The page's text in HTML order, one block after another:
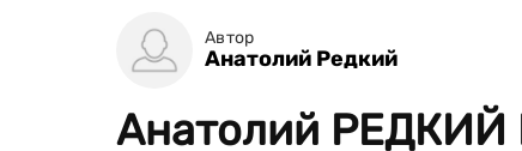
Автор
Анатолий Редкий
Анатолий РЕДКИЙ